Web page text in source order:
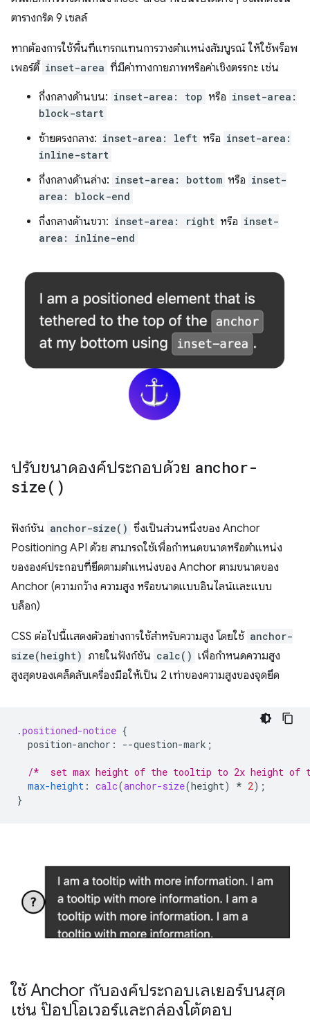
ตารางกริด 9 เซลล์
หากต้องการใช้พื้นที่แทรกแทนการวางตำแหน่งสัมบูรณ์ ให้ใช้พร็อพ
เพอร์ตี้ inset-area ที่มีค่าทางกายภาพหรือค่าเชิงตรรกะ เช่น
กึ่งกลางด้านบน: inset-area: top หรือ inset-area:
block-start
ซ้ายตรงกลาง: inset-area: left หรือ inset-area:
inline-start
กึ่งกลางด้านล่าง: inset-area: bottom หรือ inset-
area: block-end
กึ่งกลางด้านขวา: inset-area: right หรือ inset-
area: inline-end
ปรับขนาดองค์ประกอบด้วย anchor-
size( )
ฟังก์ชัน anchor-size() ซึ่งเป็นส่วนหนึ่งของ Anchor
Positioning API ด้วย สามารถใช้เพื่อกำหนดขนาดหรือตำแหน่ง
ขององค์ประกอบที่ยึดตามตำแหน่งของ Anchor ตามขนาดของ
Anchor (ความกว้าง ความสูง หรือขนาดแบบอินไลน์และแบบ
บล็อก)
CSS ต่อไปนี้แสดงตัวอย่างการใช้สำหรับความสูง โดยใช้ anchor-
size(height) ภายในฟังก์ชัน calc() เพื่อกำหนดความสูง
สูงสุดของเคล็ดลับเครื่องมือให้เป็น 2 เท่าของความสูงของจุดยึด
.positioned-notice {
position-anchor : --question-mark ;
/*  set max height of the tooltip to 2x height of
max-height : calc(anchor-size(height) * 2);
}
ใช้ Anchor กับองค์ประกอบเลเยอร์บนสุด
เช่น ป๊อปโอเวอร์และกล่องโต้ตอบ